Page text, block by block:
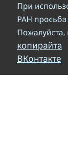
При
РАН просьба
Пожалуйста,
копирайта
ВКонтакте